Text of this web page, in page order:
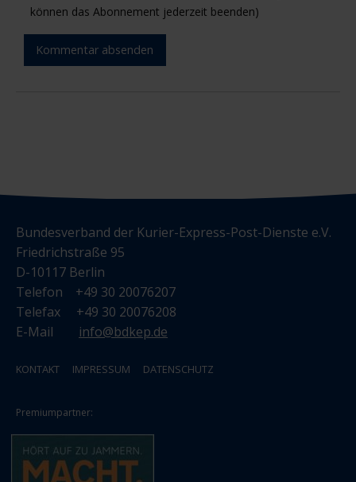
können das Abonnement jederzeit beenden)
Kommentar absenden
Bundesverband der Kurier-Express-Post-Dienste e.V.
Friedrichstraße 95
D-10117 Berlin
Telefon +49 30 20076207
Telefax +49 30 20076208
E-Mail info@bdkep.de
KONTAKT IMPRESSUM DATENSCHUTZ
Premiumpartner: